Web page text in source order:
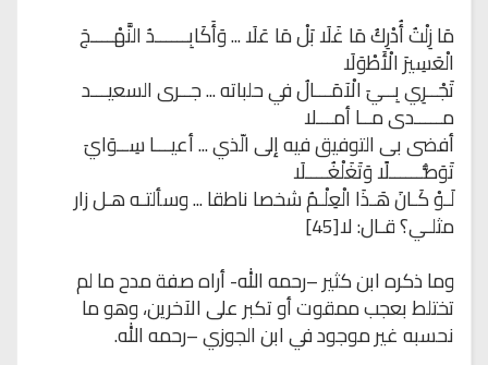
مَا زِلْتُ أُدْرِكُ مَا غَلَا بَلْ مَا عَلَا ... وَأَكَابِــــــدُ النَّهْــــجَ
الْعَسِيرَ الْأَطْوَلَا
تَجْــرِي بِــيَ الْآمَـــالُ في حلباته ... جــرى السعيـــد
مـــــدى مــا أمـــلا
أفضى بى التوفيق فيه إلى الّذي ... أعيـــا سِــوَايَ
تَوَصُّــــــلًا وَتَغَلْغُــــلَا
لَـوْ كَـانَ هَـذَا الْعِلْـمُ شخصا ناطقا ... وسألتـه هـل زار
مثلـي؟ قـال: لا[45]
وما ذكره ابن كثير –رحمه الله- أراه صفة مدح ما لم
تختلط بعجب ممقوت أو تكبر على الآخرين، وهو ما
نحسبه غير موجود في ابن الجوزي –رحمه الله.